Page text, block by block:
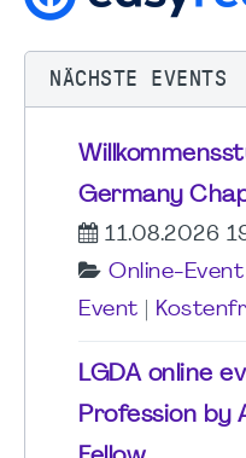
NÄCHSTE EVENTS
Germany
11.08.2026
Online-Event
Event
LGDA online
Profession by